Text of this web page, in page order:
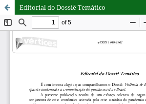
Editorial do Dossiê Temático